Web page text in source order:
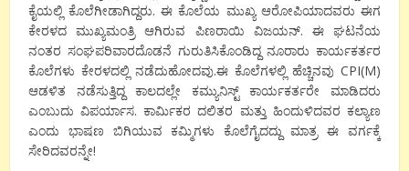
ಕೈಯಲ್ಲಿ ಕೊಲೆಗೀಡಾಗಿದ್ದರು. ಈ ಕೊಲೆಯ ಮುಖ್ಯ ಆರೋಪಿಯಾದವರು ಈಗ
ಕೇರಳದ ಮುಖ್ಯಮಂತ್ರಿ ಆಗಿರುವ ಪಿಣರಾಯಿ ವಿಜಯನ್. ಈ ಘಟನೆಯ
ನಂತರ ಸಂಘಪರಿವಾರದೊಡನೆ ಗುರುತಿಸಿಕೊಂಡಿದ್ದ ನೂರಾರು ಕಾರ್ಯಕರ್ತರ
ಕೊಲೆಗಳು ಕೇರಳದಲ್ಲಿ ನಡೆದುಹೋದವು.ಈ ಕೊಲೆಗಳಲ್ಲಿ ಹೆಚ್ಚಿನವು CPI(M)
ಆಡಳಿತ ನಡೆಸುತ್ತಿದ್ದ ಕಾಲದಲ್ಲೇ ಕಮ್ಯುನಿಸ್ಟ್ ಕಾರ್ಯಕರ್ತರೇ ಮಾಡಿದರು
ಎಂಬುದು ವಿಪರ್ಯಾಸ. ಕಾರ್ಮಿಕರ ದಲಿತರ ಮತ್ತು ಹಿಂದುಳಿದವರ ಕಲ್ಯಾಣ
ಎಂದು ಭಾಷಣ ಬಿಗಿಯುವ ಕಮ್ಮಿಗಳು ಕೊಲೆಗೈದದ್ದು ಮಾತ್ರ ಈ ವರ್ಗಕ್ಕೆ
ಸೇರಿದವರನ್ನೇ!